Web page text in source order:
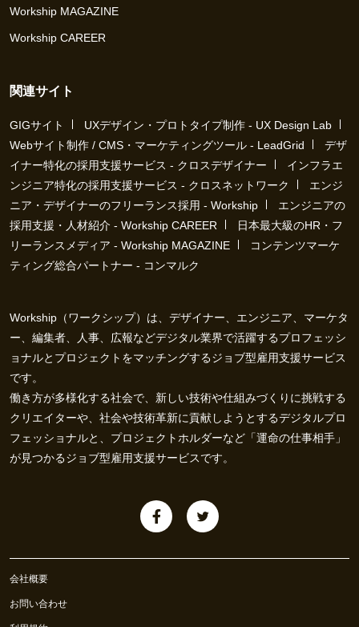
Workship MAGAZINE
Workship CAREER
関連サイト
GIGサイト
UXデザイン・プロトタイプ制作 - UX Design Lab
Webサイト制作 / CMS・マーケティングツール - LeadGrid
デザ
イナー特化の採用支援サービス - クロスデザイナー
インフラエ
ンジニア特化の採用支援サービス - クロスネットワーク
エンジ
ニア・デザイナーのフリーランス採用 - Workship
エンジニアの
採用支援・人材紹介 - Workship CAREER
日本最大級のHR・フ
リーランスメディア - Workship MAGAZINE
コンテンツマーケ
ティング総合パートナー - コンマルク
Workship（ワークシップ）は、デザイナー、エンジニア、マーケタ
ー、編集者、人事、広報などデジタル業界で活躍するプロフェッシ
ョナルとプロジェクトをマッチングするジョブ型雇用支援サービス
です。
働き方が多様化する社会で、新しい技術や仕組みづくりに挑戦する
クリエイターや、社会や技術革新に貢献しようとするデジタルプロ
フェッショナルと、プロジェクトホルダーなど「運命の仕事相手」
が見つかるジョブ型雇用支援サービスです。
会社概要
お問い合わせ